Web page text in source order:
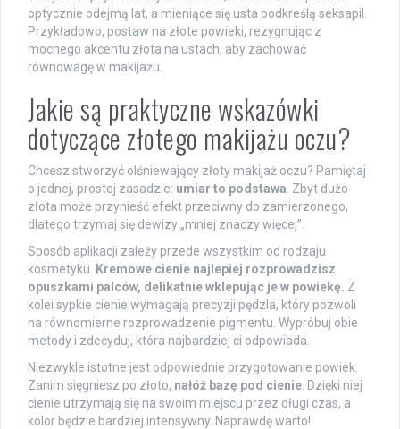
optycznie odejmą lat, a mieniące się usta podkreślą seksapil.
Przykładowo, postaw na złote powieki, rezygnując z
mocnego akcentu złota na ustach, aby zachować
równowagę w makijażu.
Jakie są praktyczne wskazówki
dotyczące złotego makijażu oczu?
Chcesz stworzyć olśniewający złoty makijaż oczu? Pamiętaj
o jednej, prostej zasadzie: umiar to podstawa . Zbyt dużo
złota może przynieść efekt przeciwny do zamierzonego,
dlatego trzymaj się dewizy „mniej znaczy więcej”.
Sposób aplikacji zależy przede wszystkim od rodzaju
kosmetyku.
Kremowe cienie najlepiej rozprowadzisz
opuszkami palców, delikatnie wklepując je w powiekę. Z
kolei sypkie cienie wymagają precyzji pędzla, który pozwoli
na równomierne rozprowadzenie pigmentu. Wypróbuj obie
metody i zdecyduj, która najbardziej ci odpowiada.
Niezwykle istotne jest odpowiednie przygotowanie powiek.
Zanim sięgniesz po złoto, nałóż bazę pod cienie . Dzięki niej
cienie utrzymają się na swoim miejscu przez długi czas, a
kolor będzie bardziej intensywny. Naprawdę warto!